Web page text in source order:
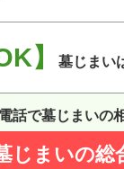
】 墓じまい
話で墓じまいの
じまいの総